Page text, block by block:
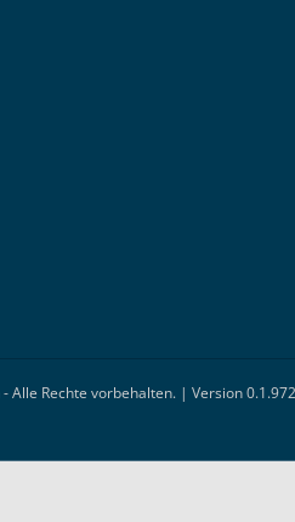
Alle Rechte vorbehalten. | Version 0.1.972